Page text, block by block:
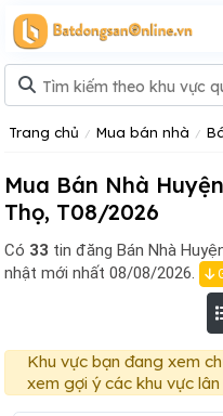
Trang chủ Mua bán nhà
Mua Bán Nhà
Thọ, T08/2026
Có 33 tin đăng Bán Nhà
nhật mới nhất 08/08/2026.
Khu vực bạn đang xem
xem gợi ý các khu vực lân